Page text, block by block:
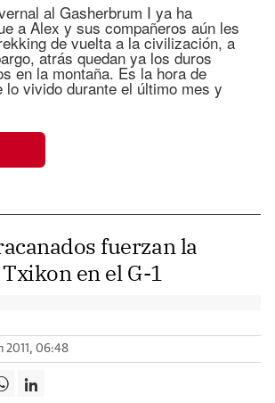
al Gasherbrum I ya ha
a Alex y sus compañeros aún les
de vuelta a la civilización, a
atrás quedan ya los duros
en la montaña. Es la hora de
lo vivido durante el último mes y
fuerzan la
en el G-1
2011, 06:48